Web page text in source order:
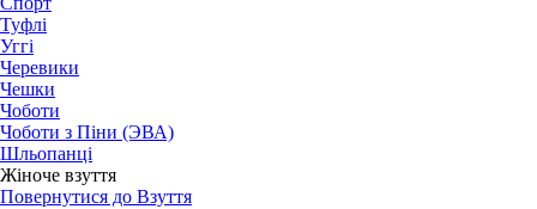
Туфлі
Уггі
Черевики
Чешки
Чоботи
Чоботи з Піни (ЭВА)
Шльопанці
Жіноче взуття
Повернутися до Взуття